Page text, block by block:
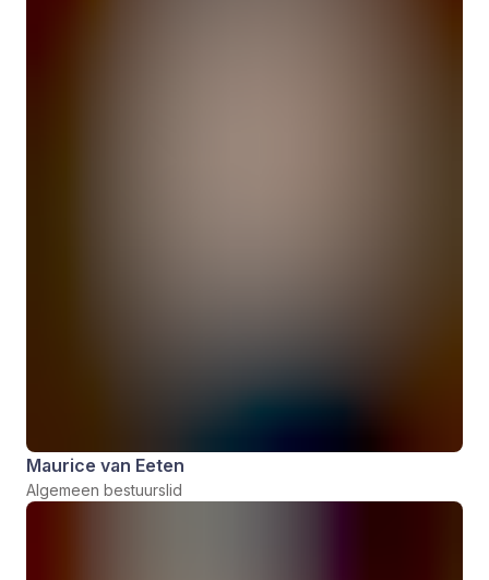
Maurice van Eeten
Algemeen bestuurslid